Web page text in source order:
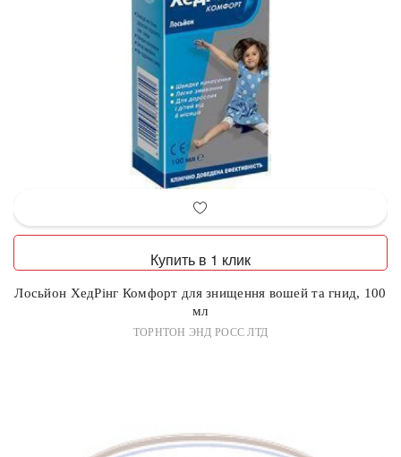
Купить в 1 клик
Лосьйон ХедРінг Комфорт для знищення вошей та гнид, 100
мл
ТОРНТОН ЭНД РОСС ЛТД